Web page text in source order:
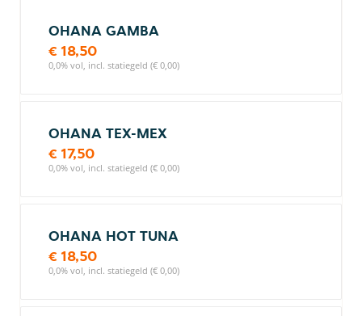
OHANA GAMBA
€ 18,50
0,0% vol, incl. statiegeld (€ 0,00)
OHANA TEX-MEX
€ 17,50
0,0% vol, incl. statiegeld (€ 0,00)
OHANA HOT TUNA
€ 18,50
0,0% vol, incl. statiegeld (€ 0,00)